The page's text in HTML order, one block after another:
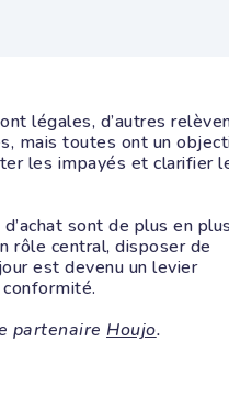
légales, d’autres
mais toutes ont un
les impayés et clarifier
sont de plus en
rôle central, disposer de
est devenu un levier
partenaire Houjo.